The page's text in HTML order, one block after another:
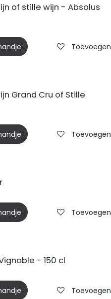
of stille wijn - Absolus
Grand Cru of Stille
- 150 cl